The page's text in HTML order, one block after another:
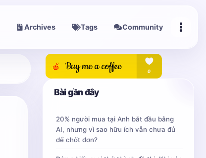
Archives Tags Community
Bài gần đây
20% người mua tại Anh bắt đầu bằng
AI, nhưng vì sao hữu ích vẫn chưa đủ
để chốt đơn?